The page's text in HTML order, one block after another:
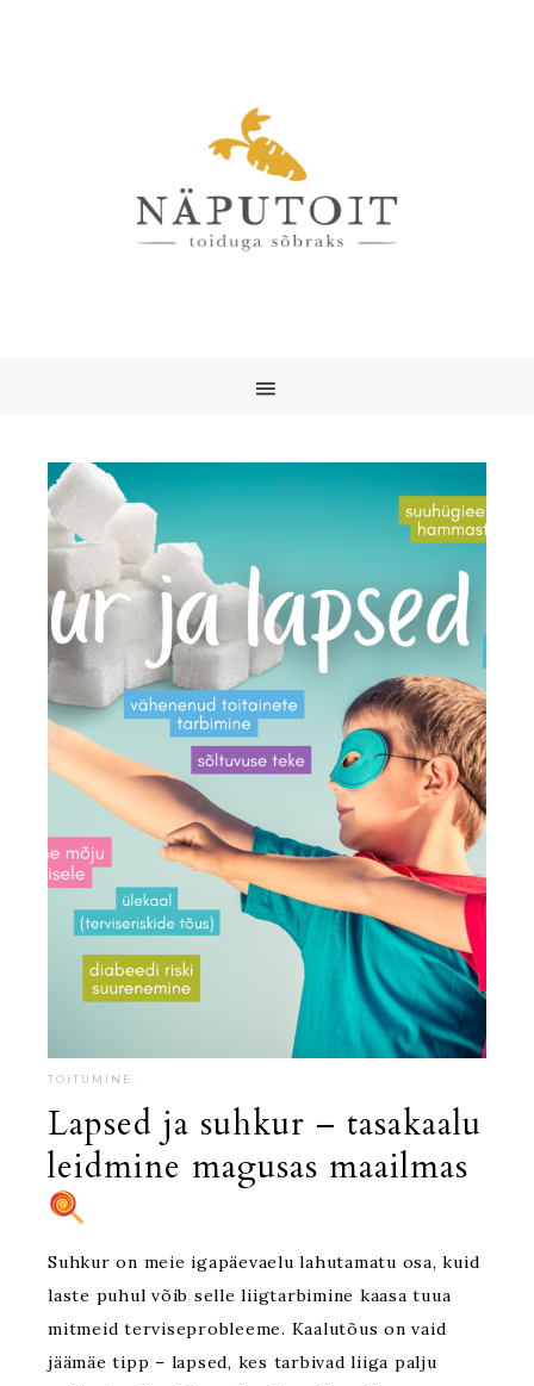
TOITUMINE ·
Lapsed ja suhkur – tasakaalu
leidmine magusas maailmas
Suhkur on meie igapäevaelu lahutamatu osa, kuid
laste puhul võib selle liigtarbimine kaasa tuua
mitmeid terviseprobleeme. Kaalutõus on vaid
jäämäe tipp – lapsed, kes tarbivad liiga palju